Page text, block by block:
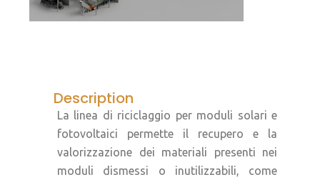
Description
La linea di riciclaggio per moduli solari e
fotovoltaici permette il recupero e la
valorizzazione dei materiali presenti nei
moduli dismessi o inutilizzabili, come